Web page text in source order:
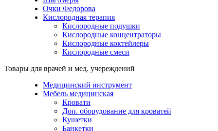
Очки Федорова
Кислородная терапия
Кислородные подушки
Кислородные концентраторы
Кислородные коктейлеры
Кислородные смеси
Товары для врачей и мед. учереждений
Медицинский инструмент
Мебель медицинская
Кровати
Доп. оборудование для кроватей
Кушетки
Банкетки